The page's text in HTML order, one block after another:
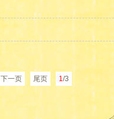
下一页 尾页 1/3